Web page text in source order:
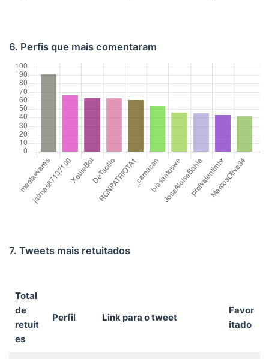
6. Perfis que mais comentaram
7. Tweets mais retuitados
Total
de
retuít
es
Perfil Link para o tweet
Favor
itado